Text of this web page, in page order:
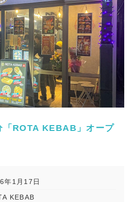
「ROTA KEBAB」オープ
年1月17日
KEBAB